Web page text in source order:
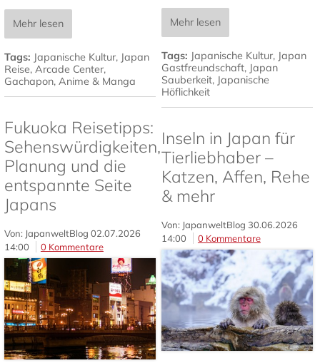
Mehr lesen
Tags: Japanische Kultur, Japan
Gastfreundschaft, Japan
Sauberkeit, Japanische
Höflichkeit
Mehr lesen
Tags: Japanische Kultur, Japan
Reise, Arcade Center,
Gachapon, Anime & Manga
Fukuoka Reisetipps:
Sehenswürdigkeiten,
Planung und die
entspannte Seite
Japans
Von: JapanweltBlog 02.07.2026
14:00
0 Kommentare
Inseln in Japan für
Tierliebhaber –
Katzen, Affen, Rehe
& mehr
Von: JapanweltBlog 30.06.2026
14:00
0 Kommentare